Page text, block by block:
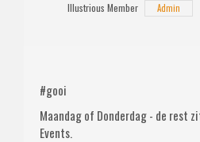
Illustrious Member Admin
#gooi
Maandag of Donderdag - de rest
Events.